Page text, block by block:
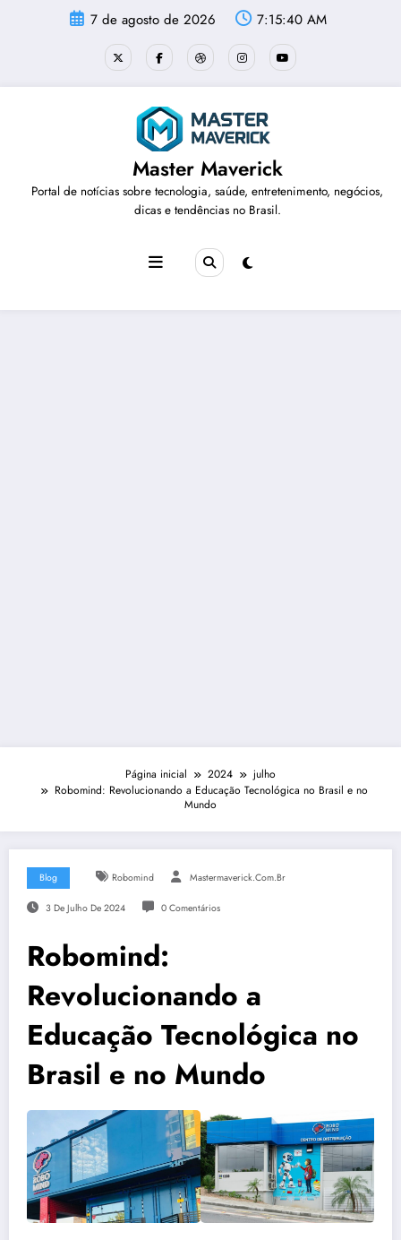
7 de agosto de 2026 7:15:41 AM
Master Maverick
Portal de notícias sobre tecnologia, saúde, entretenimento, negócios,
dicas e tendências no Brasil.
Página inicial 2024
julho
Robomind: Revolucionando a Educação Tecnológica no Brasil e no
Mundo
Blog Robomind Mastermaverick.com.br
3 De Julho De 2024 0 Comentários
Robomind:
Revolucionando a
Educação Tecnológica no
Brasil e no Mundo